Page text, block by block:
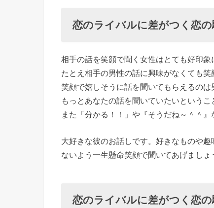
恋のライバルに差がつく恋
相手の話を笑顔で聞く女性はとても好印象
たとえ相手の男性の話に興味がなくても
笑顔で嬉しそうに話を聞いてもらえるのは
もっとあなたの話を聞いていたいという
また「分かる！！」や『そうだね～＾＾』
大好きな彼のお話しです。好きなものや
ないよう一生懸命笑顔で聞いてあげましょ
恋のライバルに差がつく恋